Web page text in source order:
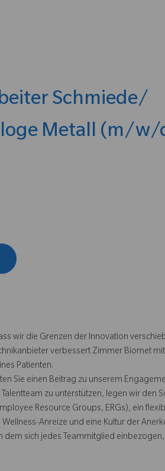
Schmiede/
Metall (m/w/
wir die Grenzen der Innovation
verbessert Zimmer Biomet
Patienten.
Sie einen Beitrag zu unserem
zu unterstützen, legen wir den
Resource Groups, ERGs), ein
Anreize und eine Kultur der
dem sich jedes Teammitglied